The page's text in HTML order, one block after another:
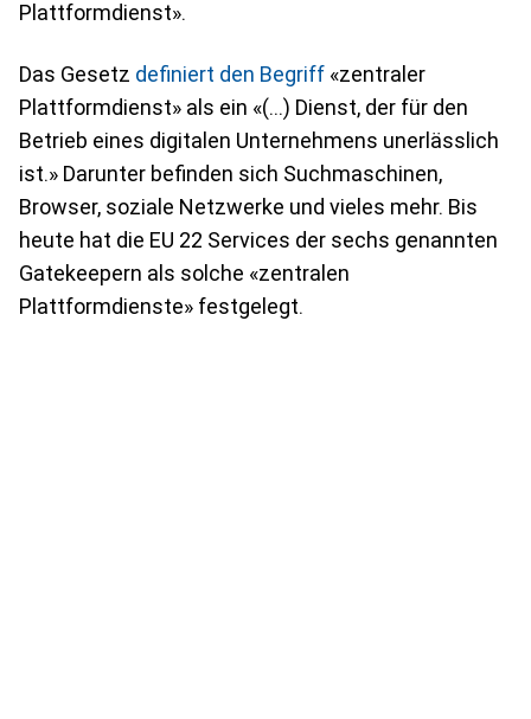
Plattformdienst».
Das Gesetz definiert den Begriff «zentraler
Plattformdienst» als ein «(...) Dienst, der für den
Betrieb eines digitalen Unternehmens unerlässlich
ist.» Darunter befinden sich Suchmaschinen,
Browser, soziale Netzwerke und vieles mehr. Bis
heute hat die EU 22 Services der sechs genannten
Gatekeepern als solche «zentralen
Plattformdienste» festgelegt.